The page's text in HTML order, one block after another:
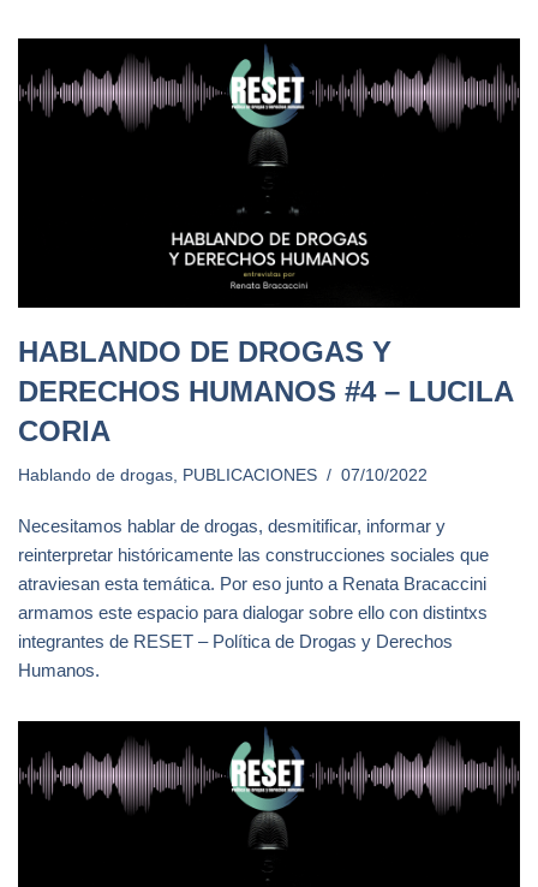
HABLANDO DE DROGAS Y
DERECHOS HUMANOS #4 – LUCILA
CORIA
Hablando de drogas, PUBLICACIONES 07/10/2022
Necesitamos hablar de drogas, desmitificar, informar y
reinterpretar históricamente las construcciones sociales que
atraviesan esta temática. Por eso junto a Renata Bracaccini
armamos este espacio para dialogar sobre ello con distintxs
integrantes de RESET – Política de Drogas y Derechos
Humanos.